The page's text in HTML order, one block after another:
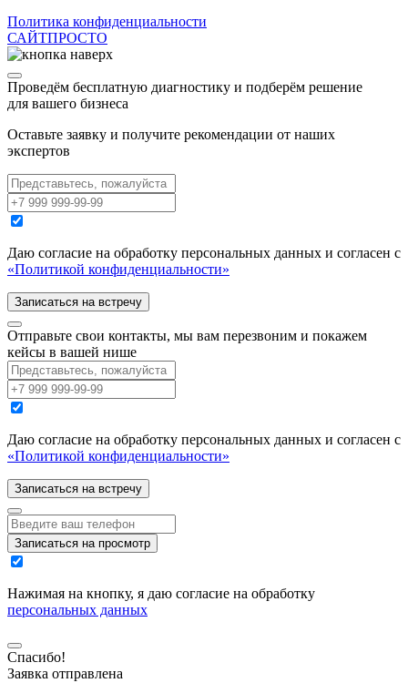
Политика конфиденциальности
САЙТПРОСТО
Проведём бесплатную диагностику и подберём решение
для вашего бизнеса
Оставьте заявку и получите рекомендации от наших
экспертов
Даю согласие на обработку персональных данных и согласен с
«Политикой конфиденциальности»
Записаться на встречу
Отправьте свои контакты, мы вам перезвоним и покажем
кейсы в вашей нише
Даю согласие на обработку персональных данных и согласен с
«Политикой конфиденциальности»
Записаться на встречу
Записаться на просмотр
Нажимая на кнопку, я даю согласие на обработку
персональных данных
Спасибо!
Заявка отправлена